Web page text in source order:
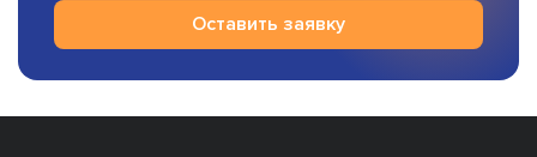
Оставить заявку